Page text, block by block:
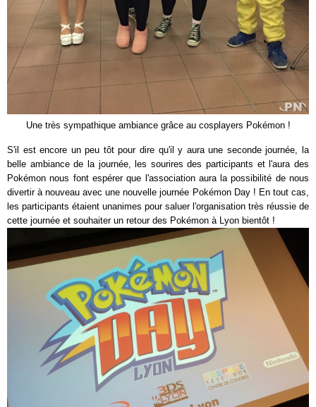
Une très sympathique ambiance grâce au cosplayers Pokémon !
S'il est encore un peu tôt pour dire qu'il y aura une seconde journée, la
belle ambiance de la journée, les sourires des participants et l'aura des
Pokémon nous font espérer que l'association aura la possibilité de nous
divertir à nouveau avec une nouvelle journée Pokémon Day ! En tout cas,
les participants étaient unanimes pour saluer l'organisation très réussie de
cette journée et souhaiter un retour des Pokémon à Lyon bientôt !